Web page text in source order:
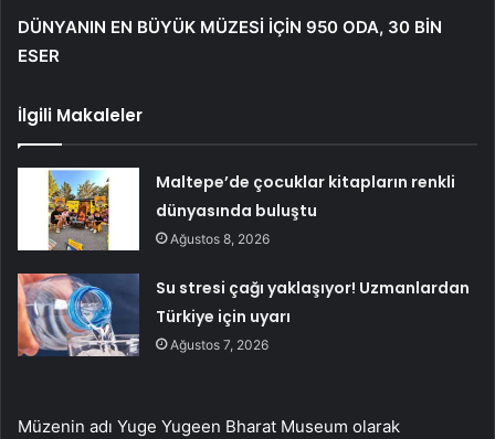
DÜNYANIN EN BÜYÜK MÜZESİ İÇİN 950 ODA, 30 BİN
ESER
İlgili Makaleler
Maltepe’de çocuklar kitapların renkli
dünyasında buluştu
Ağustos 8, 2026
Su stresi çağı yaklaşıyor! Uzmanlardan
Türkiye için uyarı
Ağustos 7, 2026
Müzenin adı Yuge Yugeen Bharat Museum olarak